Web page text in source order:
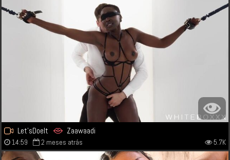
Let'sDoeIt Zaawaadi
14:59 2 meses atrás 5.7K